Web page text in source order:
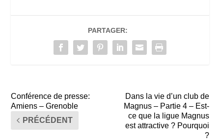
PARTAGER:
Conférence de presse:
Amiens – Grenoble
PRÉCÉDENT
Dans la vie d’un club de
Magnus – Partie 4 – Est-
ce que la ligue Magnus
est attractive ? Pourquoi
?